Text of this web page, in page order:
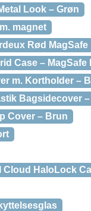
Look – Grøn
magnet
Rød MagSafe
Case –
m. Kortholder –
Bagsidecover
Cover – Brun
HaloLock